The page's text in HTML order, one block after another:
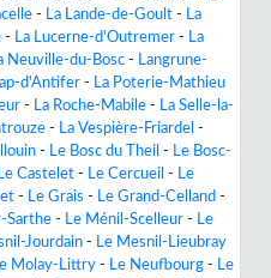
- La Lande-de-Goult - La
- La Lucerne-d'Outremer - La
Neuville-du-Bosc - Langrune-
d'Antifer - La Poterie-Mathieu
- La Roche-Mabile - La Selle-la-
- La Vespière-Friardel -
- Le Bosc du Theil - Le Bosc-
Le Castelet - Le Cercueil - Le
- Le Grais - Le Grand-Celland -
Sarthe - Le Ménil-Scelleur - Le
Jourdain - Le Mesnil-Lieubray
Molay-Littry - Le Neufbourg - Le